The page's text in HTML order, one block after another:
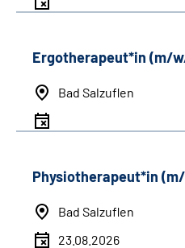
Ergotherapeut*in (m/
Bad Salzuflen
Physiotherapeut*in
Bad Salzuflen
23.08.2026